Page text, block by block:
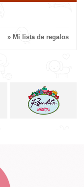
» Mi lista de regalos